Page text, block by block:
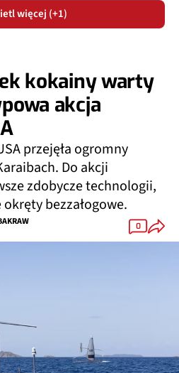
więcej (+1)
kokainy warty
akcja
przejęła ogromny
Do akcji
zdobycze technologii,
bezzałogowe.
0